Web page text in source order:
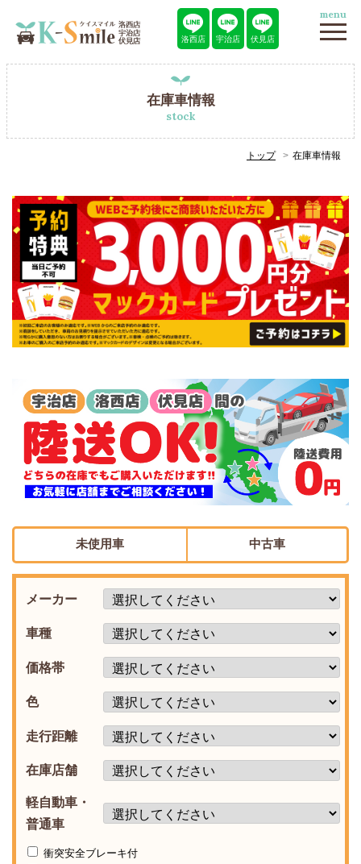
洛西店 宇治店 伏見店
menu
在庫車情報
stock
トップ 在庫車情報
未使用車 中古車
メーカー
車種
価格帯
色
走行距離
在庫店舗
軽自動車・
普通車
衝突安全ブレーキ付